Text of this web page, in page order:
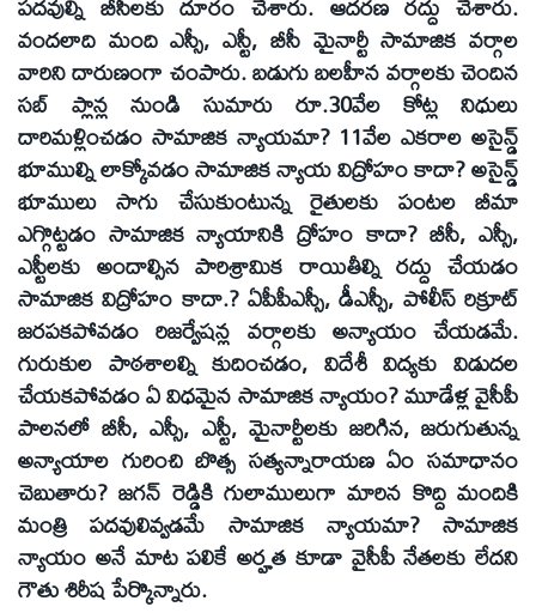
వందలాది మంది ఎస్సీ, ఎస్టీ, బీసీ మైనార్టీ సామాజిక వర్గాల
వారిని దారుణంగా చంపారు. బడుగు బలహీన వర్గాలకు చెందిన
సబ్ ప్లాన్ల నుండి సుమారు రూ.30వేల కోట్ల నిధులు
దారిమళ్లించడం సామాజిక న్యాయమా? 11వేల ఎకరాల అసైన్డ్
భూముల్ని లాక్కోవడం సామాజిక న్యాయ విద్రోహం కాదా? అసైన్డ్
భూములు సాగు చేసుకుంటున్న రైతులకు పంటల బీమా
ఎగ్గొట్టడం సామాజిక న్యాయానికి ద్రోహం కాదా? బీసీ, ఎస్సీ,
ఎస్టీలకు అందాల్సిన పారిశ్రామిక రాయితీల్ని రద్దు చేయడం
సామాజిక విద్రోహం కాదా.? ఏపీపీఎస్సీ, డీఎస్సీ, పోలీస్ రిక్రూట్
జరపకపోవడం రిజర్వేషన్ల వర్గాలకు అన్యాయం చేయడమే.
గురుకుల పాఠశాలల్ని కుదించడం, విదేశీ విద్యకు విడుదల
చేయకపోవడం ఏ విధమైన సామాజిక న్యాయం? మూడేళ్ల వైసీపీ
పాలనలో బీసీ, ఎస్సీ, ఎస్టీ, మైనార్టీలకు జరిగిన, జరుగుతున్న
అన్యాయాల గురించి బొత్స సత్యన్నారాయణ ఏం సమాధానం
చెబుతారు? జగన్ రెడ్డికి గులాములుగా మారిన కొద్ది మందికి
మంత్రి పదవులివ్వడమే సామాజిక న్యాయమా? సామాజిక
న్యాయం అనే మాట పలికే అర్హత కూడా వైసీపీ నేతలకు లేదని
గౌతు శిరీష పేర్కొన్నారు.